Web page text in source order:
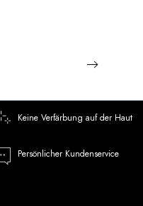
Keine Verfärbung auf der Haut
Persönlicher Kundenservice